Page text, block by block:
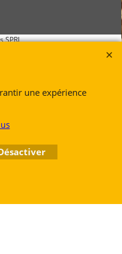
SPRL
créés
une expérience